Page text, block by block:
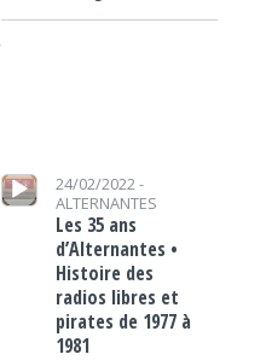
Lecteur audio
24/02/2022 -
ALTERNANTES
Les 35 ans
d’Alternantes •
Histoire des
radios libres et
pirates de 1977 à
1981